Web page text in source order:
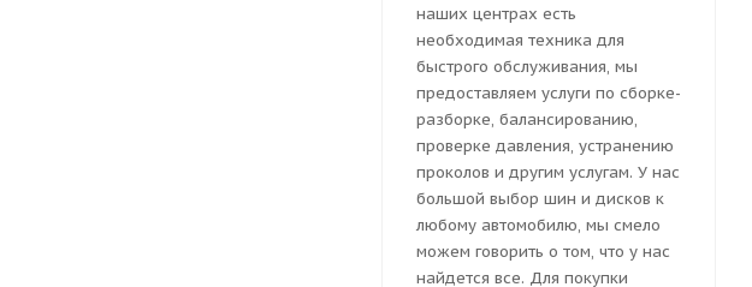
наших центрах есть
необходимая техника для
быстрого обслуживания, мы
предоставляем услуги по сборке-
разборке, балансированию,
проверке давления, устранению
проколов и другим услугам. У нас
большой выбор шин и дисков к
любому автомобилю, мы смело
можем говорить о том, что у нас
найдется все. Для покупки